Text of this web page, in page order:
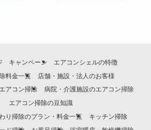
キャンペーン
エアコンシェルの特徴
料金一覧
店舗・施設・法人のお客様
アコン掃除
病院・介護施設のエアコン掃除
エアコン掃除の豆知識
り掃除のプラン・料金一覧
キッチン掃除